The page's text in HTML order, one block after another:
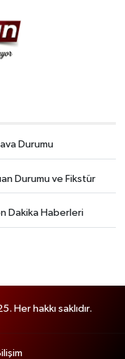
Durumu
Durumu ve Fikstür
Dakika Haberleri
Her hakkı saklıdır.